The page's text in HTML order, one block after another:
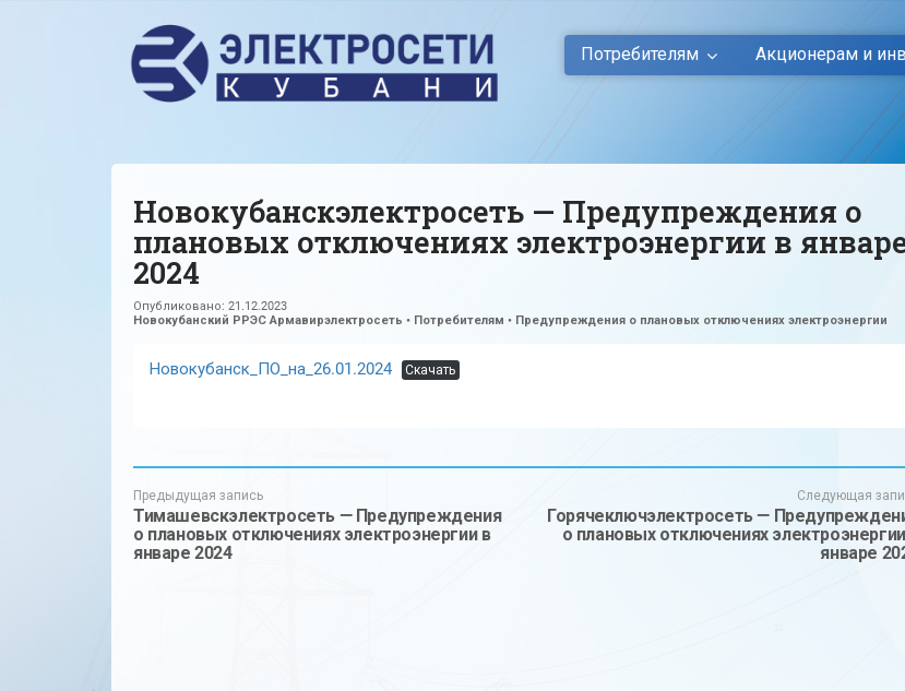
Потребителям Акционерам и
Новокубанскэлектросеть — Предупреждения о
плановых отключениях электроэнергии в
2024
Опубликовано: 21.12.2023
Новокубанский РРЭС Армавирэлектросеть • Потребителям • Предупреждения о плановых отключениях электроэнергии
Новокубанск_ПО_на_26.01.2024 Скачать
Предыдущая запись
Тимашевскэлектросеть — Предупреждения
о плановых отключениях электроэнергии в
январе 2024
Следующая
Горячеключэлектросеть —
о плановых отключениях
январе